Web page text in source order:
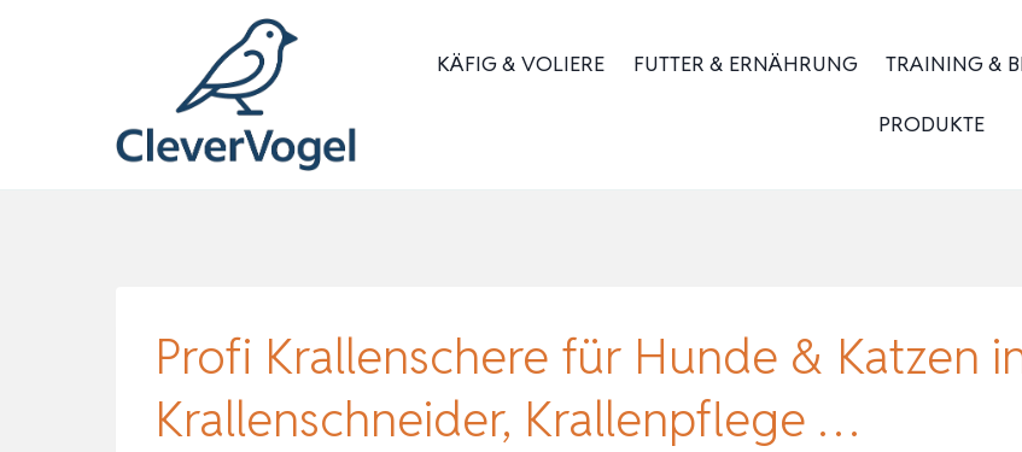
KÄFIG & VOLIERE FUTTER & ERNÄHRUNG TRAINING &
PRODUKTE
Profi Krallenschere für Hunde & Katzen
Krallenschneider, Krallenpflege …